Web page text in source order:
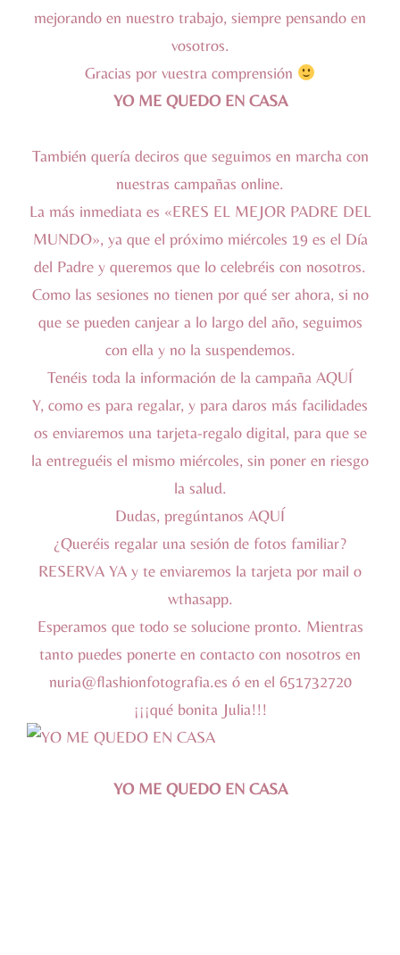
mejorando en nuestro trabajo, siempre pensando en
vosotros.
Gracias por vuestra comprensión
YO ME QUEDO EN CASA
También quería deciros que seguimos en marcha con
nuestras campañas online.
La más inmediata es «ERES EL MEJOR PADRE DEL
MUNDO», ya que el próximo miércoles 19 es el Día
del Padre y queremos que lo celebréis con nosotros.
Como las sesiones no tienen por qué ser ahora, si no
que se pueden canjear a lo largo del año, seguimos
con ella y no la suspendemos.
Tenéis toda la información de la campaña AQUÍ
Y, como es para regalar, y para daros más facilidades
os enviaremos una tarjeta-regalo digital, para que se
la entreguéis el mismo miércoles, sin poner en riesgo
la salud.
Dudas, pregúntanos AQUÍ
¿Queréis regalar una sesión de fotos familiar?
RESERVA YA y te enviaremos la tarjeta por mail o
wthasapp.
Esperamos que todo se solucione pronto. Mientras
tanto puedes ponerte en contacto con nosotros en
nuria@flashionfotografia.es ó en el 651732720
¡¡¡qué bonita Julia!!!
YO ME QUEDO EN CASA